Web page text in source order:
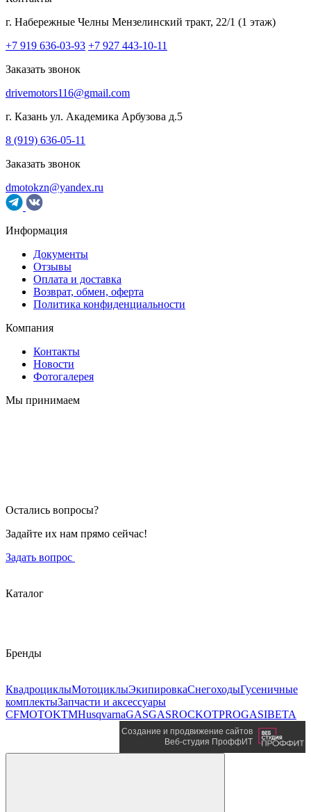
г. Набережные Челны Мензелинский тракт, 22/1 (1 этаж)
+7 919 636-03-93 +7 927 443-10-11
Заказать звонок
drivemotors116@gmail.com
г. Казань ул. Академика Арбузова д.5
8 (919) 636-05-11
Заказать звонок
dmotokzn@yandex.ru
Информация
Документы
Отзывы
Оплата и доставка
Возврат, обмен, оферта
Политика конфиденциальности
Компания
Контакты
Новости
Фотогалерея
Мы принимаем
Остались вопросы?
Задайте их нам прямо сейчас!
Задать вопрос
Каталог
Бренды
КвадроциклыМотоциклыЭкипировкаСнегоходыГусеничные
комплектыЗапчасти и аксессуары
CFMOTOKTMHusqvarnaGASGASROCKOTPROGASIBETA
Создание и продвижение сайтов
Веб-студия ПроффИТ